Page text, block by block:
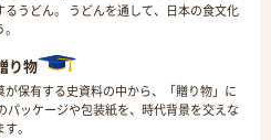
るうどん。 うどんを通して、日本の食文化
り物
が保有する史資料の中から、「贈り物」に
パッケージや包装紙を、時代背景を交えな
。